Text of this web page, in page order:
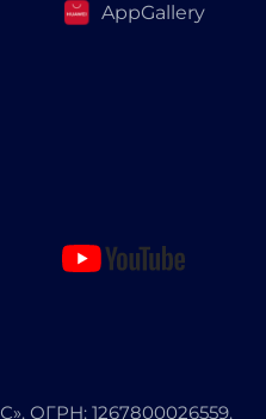
AppGallery
ОГРН: 1267800026559.